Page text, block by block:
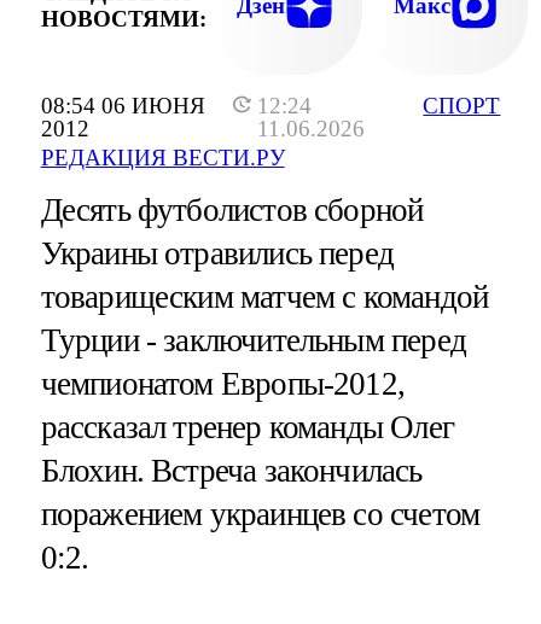
08:54 06 ИЮНЯ
2012
12:24
11.06.2026
РЕДАКЦИЯ ВЕСТИ.РУ
СПОРТ
НОВОСТЯМИ:
Дзен Макс
Десять футболистов сборной
Украины отравились перед
товарищеским матчем с командой
Турции - заключительным перед
чемпионатом Европы-2012,
рассказал тренер команды Олег
Блохин. Встреча закончилась
поражением украинцев со счетом
0:2.